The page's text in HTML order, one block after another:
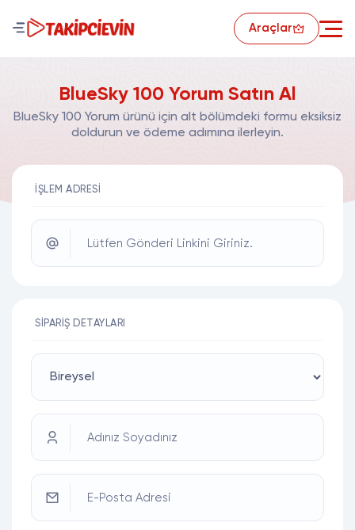
Araçlar
BlueSky 100 Yorum Satın Al
BlueSky 100 Yorum ürünü için alt bölümdeki formu eksiksiz
doldurun ve ödeme adımına ilerleyin.
İŞLEM ADRESI
Lütfen Gönderi Linkini Giriniz.
SIPARIŞ DETAYLARI
Adınız Soyadınız
E-Posta Adresi